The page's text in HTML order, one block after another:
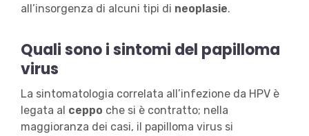
all’insorgenza di alcuni tipi di neoplasie.
Quali sono i sintomi del papilloma
virus
La sintomatologia correlata all’infezione da HPV è
legata al ceppo che si è contratto; nella
maggioranza dei casi, il papilloma virus si